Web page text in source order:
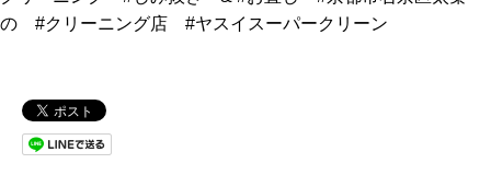
の #クリーニング店 #ヤスイスーパークリーン